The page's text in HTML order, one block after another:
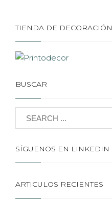
TIENDA DE DECORACIÓN
BUSCAR
SÍGUENOS EN LINKEDIN
ARTICULOS RECIENTES